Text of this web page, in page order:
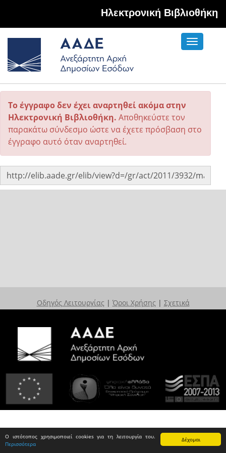
Δέχομαι
Ο ιστότοπος χρησιμοποιεί cookies για τη λειτουργία του.
Περισσότερα
Hλεκτρονική Βιβλιοθήκη
Toggle
Το έγγραφο δεν έχει αναρτηθεί ακόμα στην
Ηλεκτρονική Βιβλιοθήκη. Αποθηκεύστε τον
παρακάτω σύνδεσμο ώστε να έχετε πρόσβαση στο
έγγραφο αυτό όταν αναρτηθεί.
Οδηγός Λειτουργίας | Όροι Χρήσης | Σχετικά